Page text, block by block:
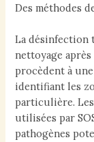
Des méthodes
La désinfection
nettoyage
procèdent à
identifiant les
particulière.
utilisées par
pathogènes